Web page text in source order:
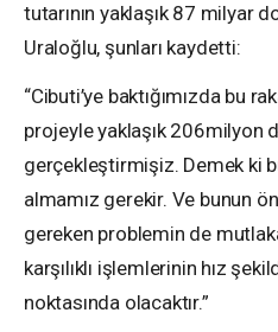
tutarının yaklaşık 87 milyar
Uraloğlu, şunları kaydetti:
“Cibuti’ye baktığımızda bu
projeyle yaklaşık 206milyon
gerçekleştirmişiz. Demek ki
almamız gerekir. Ve bunun
gereken problemin de mutlaka
karşılıklı işlemlerinin hız
noktasında olacaktır.”